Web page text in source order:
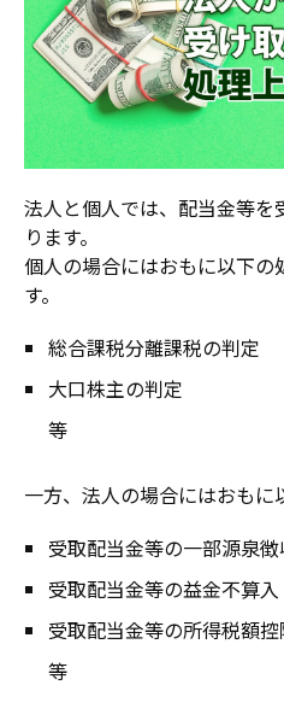
法人と個人では、配当金等
ります。
個人の場合にはおもに以下の
す。
総合課税分離課税の判定
大口株主の判定
等
一方、法人の場合にはおもに
受取配当金等の一部源泉
受取配当金等の益金不算入
受取配当金等の所得税額
等